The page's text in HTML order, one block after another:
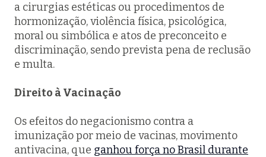
a cirurgias estéticas ou procedimentos de
hormonização, violência física, psicológica,
moral ou simbólica e atos de preconceito e
discriminação, sendo prevista pena de reclusão
e multa.
Direito à Vacinação
Os efeitos do negacionismo contra a
imunização por meio de vacinas, movimento
antivacina, que ganhou força no Brasil durante